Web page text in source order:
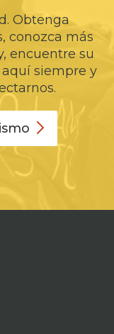
Obtenga
conozca más
encuentre su
siempre y